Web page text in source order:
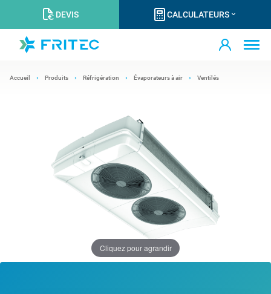
DEVIS CALCULATEURS
Accueil Produits Réfrigération Évaporateurs à air Ventilés
Cliquez pour agrandir